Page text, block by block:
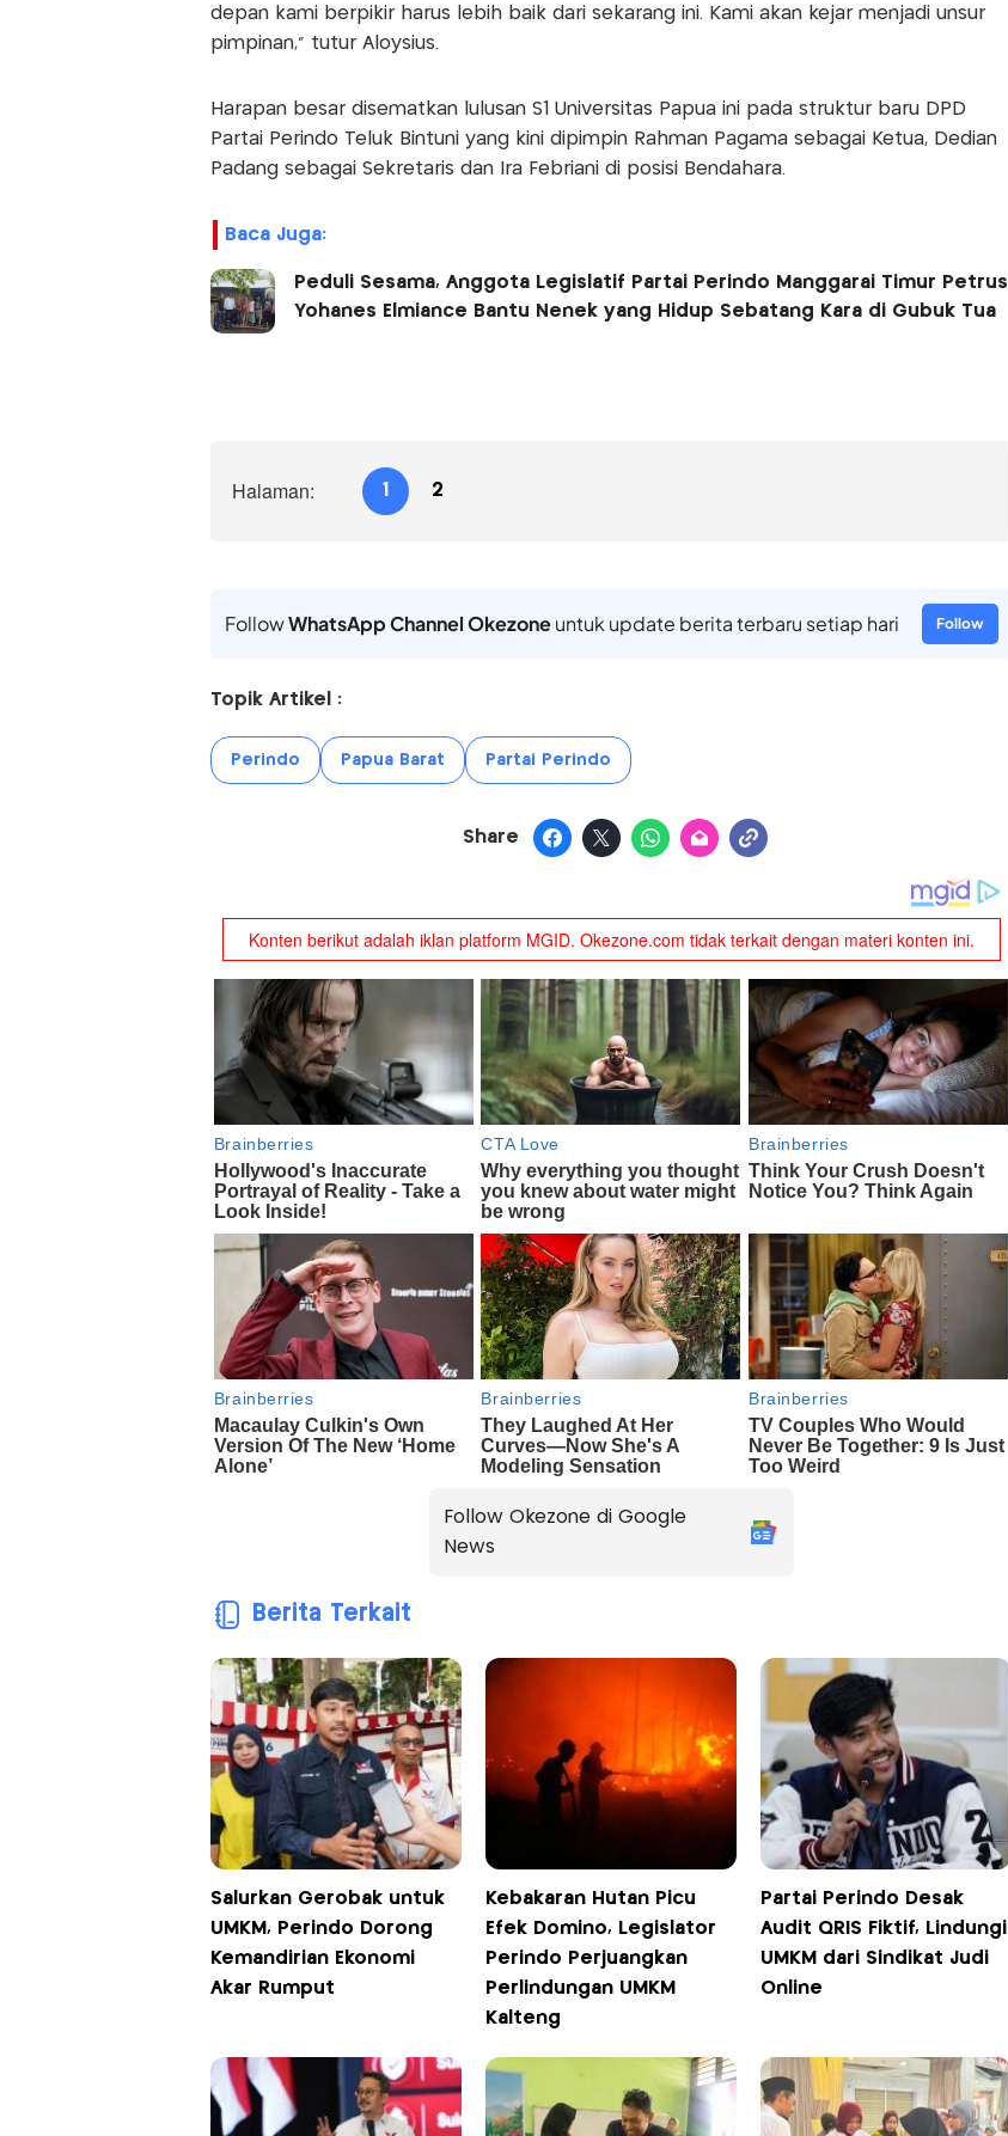
depan kami berpikir harus lebih baik dari sekarang ini. Kami akan kejar menjadi unsur
pimpinan," tutur Aloysius.
Harapan besar disematkan lulusan S1 Universitas Papua ini pada struktur baru DPD
Partai Perindo Teluk Bintuni yang kini dipimpin Rahman Pagama sebagai Ketua, Dedian
Padang sebagai Sekretaris dan Ira Febriani di posisi Bendahara.
Baca Juga:
Peduli Sesama, Anggota Legislatif Partai Perindo Manggarai Timur Petrus
Yohanes Elmiance Bantu Nenek yang Hidup Sebatang Kara di Gubuk Tua
Halaman: 1 2
FollowWhatsApp Channel Okezoneuntuk update berita terbaru setiap hari Follow
Topik Artikel :
Perindo Papua Barat Partai Perindo
Share
Follow Okezone di Google
News
Berita Terkait
Salurkan Gerobak untuk
UMKM, Perindo Dorong
Kemandirian Ekonomi
Akar Rumput
Kebakaran Hutan Picu
Efek Domino, Legislator
Perindo Perjuangkan
Perlindungan UMKM
Kalteng
Partai Perindo Desak
Audit QRIS Fiktif, Lindungi
UMKM dari Sindikat Judi
Online